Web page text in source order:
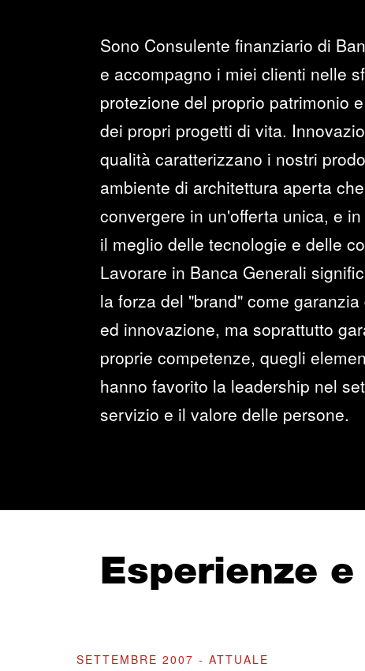
Sono Consulente finanziario di
e accompagno i miei clienti nelle
protezione del proprio patrimonio
dei propri progetti di vita.
qualità caratterizzano i nostri
ambiente di architettura aperta
convergere in un'offerta unica, e
il meglio delle tecnologie e delle
Lavorare in Banca Generali
la forza del "brand" come
ed innovazione, ma soprattutto
proprie competenze, quegli
hanno favorito la leadership nel
servizio e il valore delle persone.
Esperienze
SETTEMBRE 2007 - ATTUALE